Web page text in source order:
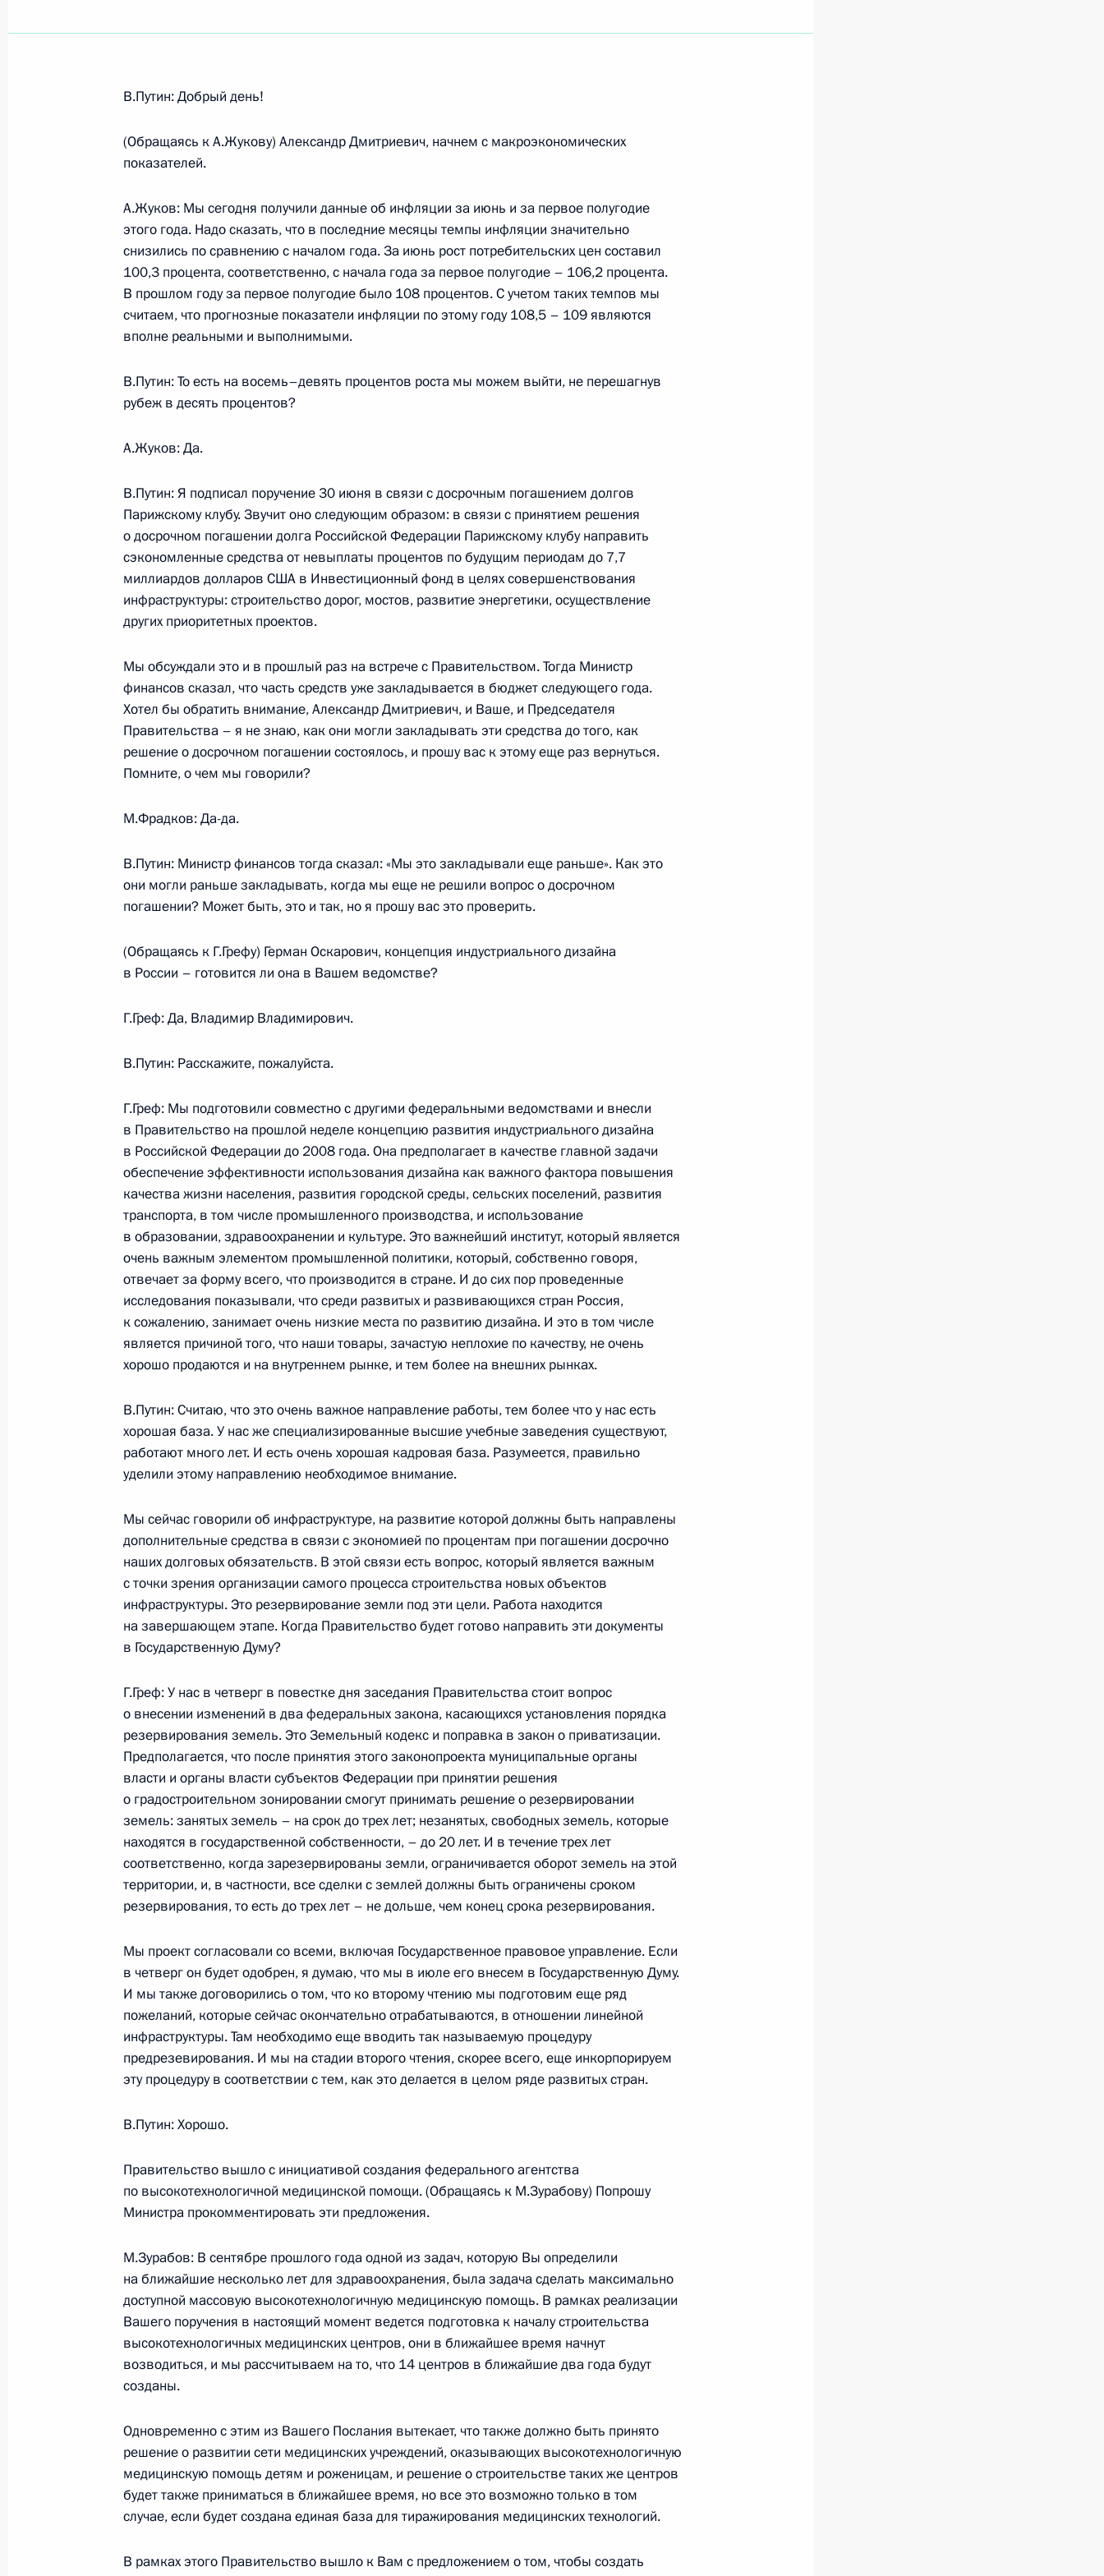
торговой палаты – Всемирной организации бизнеса
4 июля 2006 года, 19:52
Начало встречи с Генеральным прокурором Юрием Чайкой
4 июля 2006 года, 19:06 Ново-Огарево
Стенографический отчет о встрече с участниками
«Гражданская восьмерка-2006»
3 июля 2006 года, понедельник
Открытие Всемирного саммита религиозных лидеров
3 июля 2006 года, 23:00 Москва, Президент-отель
Заключительное слово при посещении Всемирного саммита
3 июля 2006 года, 21:11 Москва, Президент-отель
Выступление на открытии Всемирного саммита религиозных
лидеров
Стенографический отчет о совещании с членами Правительства
3 июля 2006 года, 16:29 Москва, Кремль
Выдержки из стенографического отчета о встрече с членами
1 июля 2006 года, 21:41 Московская область, пансионат «Лесные дали»
Вступительное слово на встрече с членами парламентской
фракции «Единая Россия»
1 июля 2006 года, 21:24 Московская область, пансионат «Лесные дали»
30 июня 2006 года, пятница
Начало рабочей встречи с Министром экономического развития
и торговли Германом Грефом
30 июня 2006 года, 21:11 Ново-Огарево
29 июня 2006 года, четверг
Заявления для прессы по итогам российско-турецких
29 июня 2006 года, 17:12 Москва, Кремль
Начало российско-турецких переговоров в расширенном составе
29 июня 2006 года, 16:31 Москва, Кремль
Начало встречи с Президентом Турции Ахметом Недждетом
Сезером
29 июня 2006 года, 15:59 Москва, Кремль
28 июня 2006 года, среда
Торжественный прием в честь выпускников военных академий
и университетов
28 июня 2006 года, 13:59 Москва, Большой Кремлевский дворец
27 июня 2006 года, вторник
Начало рабочей встречи с губернатором Приморского края
Сергеем Дарькиным
представителями Российской Федерации
27 июня 2006 года, 15:43 Москва, Министерство иностранных дел
26 июня 2006 года, понедельник
Стенографический отчет о совещании с членами Правительства
26 июня 2006 года, 16:46 Москва, Кремль
Пресс-конференция по итогам заседаний Межгосударственного
Совета Евразийского экономического сообщества и Совета
коллективной безопасности Организации Договора
о коллективной безопасности
В.Путин: Добрый день!
(Обращаясь к А.Жукову) Александр Дмитриевич, начнем с макроэкономических
показателей.
А.Жуков: Мы сегодня получили данные об инфляции за июнь и за первое полугодие
этого года. Надо сказать, что в последние месяцы темпы инфляции значительно
снизились по сравнению с началом года. За июнь рост потребительских цен составил
100,3 процента, соответственно, с начала года за первое полугодие – 106,2 процента.
В прошлом году за первое полугодие было 108 процентов. С учетом таких темпов мы
считаем, что прогнозные показатели инфляции по этому году 108,5 – 109 являются
вполне реальными и выполнимыми.
В.Путин: То есть на восемь–девять процентов роста мы можем выйти, не перешагнув
рубеж в десять процентов?
А.Жуков: Да.
В.Путин: Я подписал поручение 30 июня в связи с досрочным погашением долгов
Парижскому клубу. Звучит оно следующим образом: в связи с принятием решения
о досрочном погашении долга Российской Федерации Парижскому клубу направить
сэкономленные средства от невыплаты процентов по будущим периодам до 7,7
миллиардов долларов США в Инвестиционный фонд в целях совершенствования
инфраструктуры: строительство дорог, мостов, развитие энергетики, осуществление
других приоритетных проектов.
Мы обсуждали это и в прошлый раз на встрече с Правительством. Тогда Министр
финансов сказал, что часть средств уже закладывается в бюджет следующего года.
Хотел бы обратить внимание, Александр Дмитриевич, и Ваше, и Председателя
Правительства – я не знаю, как они могли закладывать эти средства до того, как
решение о досрочном погашении состоялось, и прошу вас к этому еще раз вернуться.
Помните, о чем мы говорили?
М.Фрадков: Да-да.
В.Путин: Министр финансов тогда сказал: «Мы это закладывали еще раньше». Как это
они могли раньше закладывать, когда мы еще не решили вопрос о досрочном
погашении? Может быть, это и так, но я прошу вас это проверить.
(Обращаясь к Г.Грефу) Герман Оскарович, концепция индустриального дизайна
в России – готовится ли она в Вашем ведомстве?
Г.Греф: Да, Владимир Владимирович.
В.Путин: Расскажите, пожалуйста.
Г.Греф: Мы подготовили совместно с другими федеральными ведомствами и внесли
в Правительство на прошлой неделе концепцию развития индустриального дизайна
в Российской Федерации до 2008 года. Она предполагает в качестве главной задачи
обеспечение эффективности использования дизайна как важного фактора повышения
качества жизни населения, развития городской среды, сельских поселений, развития
транспорта, в том числе промышленного производства, и использование
в образовании, здравоохранении и культуре. Это важнейший институт, который является
очень важным элементом промышленной политики, который, собственно говоря,
отвечает за форму всего, что производится в стране. И до сих пор проведенные
исследования показывали, что среди развитых и развивающихся стран Россия,
к сожалению, занимает очень низкие места по развитию дизайна. И это в том числе
является причиной того, что наши товары, зачастую неплохие по качеству, не очень
хорошо продаются и на внутреннем рынке, и тем более на внешних рынках.
В.Путин: Считаю, что это очень важное направление работы, тем более что у нас есть
хорошая база. У нас же специализированные высшие учебные заведения существуют,
работают много лет. И есть очень хорошая кадровая база. Разумеется, правильно
уделили этому направлению необходимое внимание.
Мы сейчас говорили об инфраструктуре, на развитие которой должны быть направлены
дополнительные средства в связи с экономией по процентам при погашении досрочно
наших долговых обязательств. В этой связи есть вопрос, который является важным
с точки зрения организации самого процесса строительства новых объектов
инфраструктуры. Это резервирование земли под эти цели. Работа находится
на завершающем этапе. Когда Правительство будет готово направить эти документы
в Государственную Думу?
Г.Греф: У нас в четверг в повестке дня заседания Правительства стоит вопрос
о внесении изменений в два федеральных закона, касающихся установления порядка
резервирования земель. Это Земельный кодекс и поправка в закон о приватизации.
Предполагается, что после принятия этого законопроекта муниципальные органы
власти и органы власти субъектов Федерации при принятии решения
о градостроительном зонировании смогут принимать решение о резервировании
земель: занятых земель – на срок до трех лет; незанятых, свободных земель, которые
находятся в государственной собственности, – до 20 лет. И в течение трех лет
соответственно, когда зарезервированы земли, ограничивается оборот земель на этой
территории, и, в частности, все сделки с землей должны быть ограничены сроком
резервирования, то есть до трех лет – не дольше, чем конец срока резервирования.
Мы проект согласовали со всеми, включая Государственное правовое управление. Если
в четверг он будет одобрен, я думаю, что мы в июле его внесем в Государственную Думу.
И мы также договорились о том, что ко второму чтению мы подготовим еще ряд
пожеланий, которые сейчас окончательно отрабатываются, в отношении линейной
инфраструктуры. Там необходимо еще вводить так называемую процедуру
предрезевирования. И мы на стадии второго чтения, скорее всего, еще инкорпорируем
эту процедуру в соответствии с тем, как это делается в целом ряде развитых стран.
В.Путин: Хорошо.
Правительство вышло с инициативой создания федерального агентства
по высокотехнологичной медицинской помощи. (Обращаясь к М.Зурабову) Попрошу
Министра прокомментировать эти предложения.
М.Зурабов: В сентябре прошлого года одной из задач, которую Вы определили
на ближайшие несколько лет для здравоохранения, была задача сделать максимально
доступной массовую высокотехнологичную медицинскую помощь. В рамках реализации
Вашего поручения в настоящий момент ведется подготовка к началу строительства
высокотехнологичных медицинских центров, они в ближайшее время начнут
возводиться, и мы рассчитываем на то, что 14 центров в ближайшие два года будут
созданы.
Одновременно с этим из Вашего Послания вытекает, что также должно быть принято
решение о развитии сети медицинских учреждений, оказывающих высокотехнологичную
медицинскую помощь детям и роженицам, и решение о строительстве таких же центров
будет также приниматься в ближайшее время, но все это возможно только в том
случае, если будет создана единая база для тиражирования медицинских технологий.
В рамках этого Правительство вышло к Вам с предложением о том, чтобы создать